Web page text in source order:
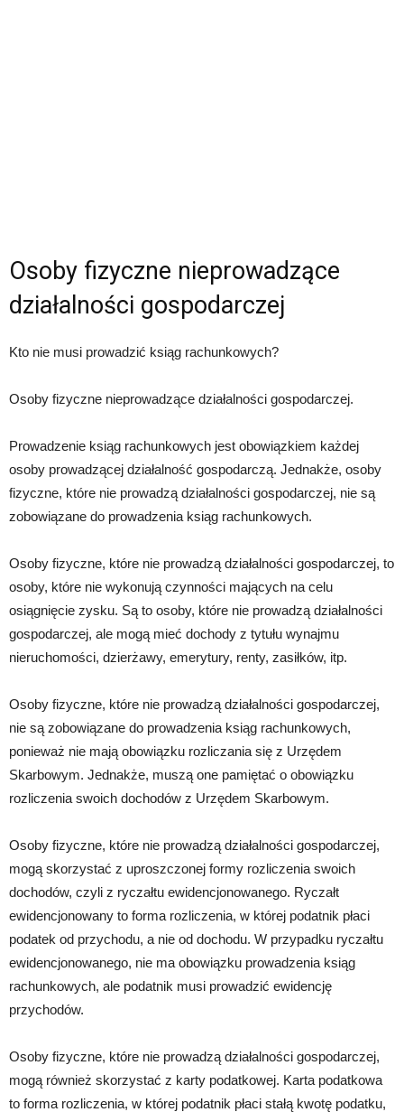
Osoby fizyczne nieprowadzące
działalności gospodarczej
Kto nie musi prowadzić ksiąg rachunkowych?
Osoby fizyczne nieprowadzące działalności gospodarczej.
Prowadzenie ksiąg rachunkowych jest obowiązkiem każdej
osoby prowadzącej działalność gospodarczą. Jednakże, osoby
fizyczne, które nie prowadzą działalności gospodarczej, nie są
zobowiązane do prowadzenia ksiąg rachunkowych.
Osoby fizyczne, które nie prowadzą działalności gospodarczej, to
osoby, które nie wykonują czynności mających na celu
osiągnięcie zysku. Są to osoby, które nie prowadzą działalności
gospodarczej, ale mogą mieć dochody z tytułu wynajmu
nieruchomości, dzierżawy, emerytury, renty, zasiłków, itp.
Osoby fizyczne, które nie prowadzą działalności gospodarczej,
nie są zobowiązane do prowadzenia ksiąg rachunkowych,
ponieważ nie mają obowiązku rozliczania się z Urzędem
Skarbowym. Jednakże, muszą one pamiętać o obowiązku
rozliczenia swoich dochodów z Urzędem Skarbowym.
Osoby fizyczne, które nie prowadzą działalności gospodarczej,
mogą skorzystać z uproszczonej formy rozliczenia swoich
dochodów, czyli z ryczałtu ewidencjonowanego. Ryczałt
ewidencjonowany to forma rozliczenia, w której podatnik płaci
podatek od przychodu, a nie od dochodu. W przypadku ryczałtu
ewidencjonowanego, nie ma obowiązku prowadzenia ksiąg
rachunkowych, ale podatnik musi prowadzić ewidencję
przychodów.
Osoby fizyczne, które nie prowadzą działalności gospodarczej,
mogą również skorzystać z karty podatkowej. Karta podatkowa
to forma rozliczenia, w której podatnik płaci stałą kwotę podatku,